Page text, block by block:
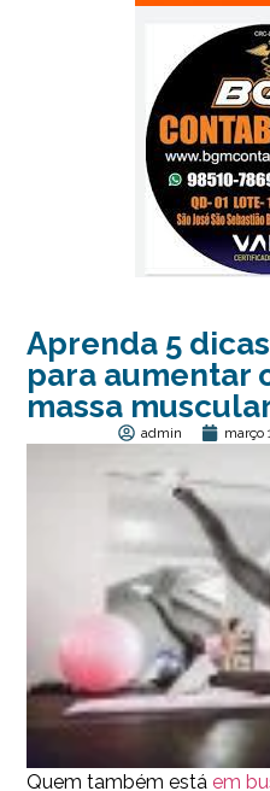
Aprenda 5
para aumentar
massa
admin março
Quem também está em